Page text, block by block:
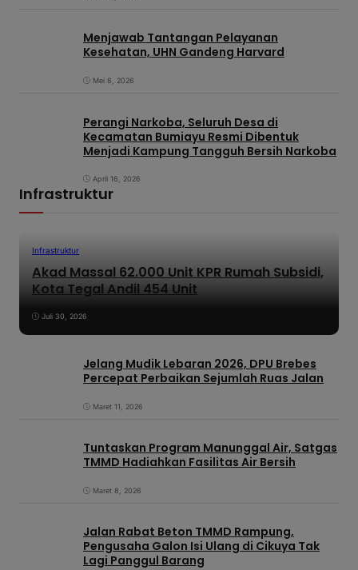
Menjawab Tantangan Pelayanan
Kesehatan, UHN Gandeng Harvard
Mei 8, 2026
Perangi Narkoba, Seluruh Desa di
Kecamatan Bumiayu Resmi Dibentuk
Menjadi Kampung Tangguh Bersih Narkoba
April 16, 2026
Infrastruktur
Infrastruktur
Akad Massal 62.000 Unit KPR Rumah Subsidi,
Kota Tegal Andil 454 Unit
Juli 30, 2026
Jelang Mudik Lebaran 2026, DPU Brebes
Percepat Perbaikan Sejumlah Ruas Jalan
Maret 11, 2026
Tuntaskan Program Manunggal Air, Satgas
TMMD Hadiahkan Fasilitas Air Bersih
Maret 8, 2026
Jalan Rabat Beton TMMD Rampung,
Pengusaha Galon Isi Ulang di Cikuya Tak
Lagi Panggul Barang